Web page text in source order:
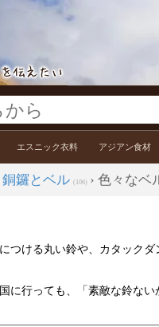
エスニック衣料 アジアン食材
銅鑼とベル (106) › 色々なベ
つける丸い鈴や、カタック
に行っても、「素敵な鈴な